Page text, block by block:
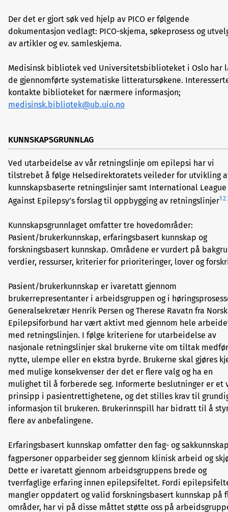
Der det er gjort søk ved hjelp av PICO er følgende
dokumentasjon vedlagt: PICO-skjema, søkeprosess og
av artikler og ev. samleskjema.
Medisinsk bibliotek ved Universitetsbiblioteket i Oslo har
de gjennomførte systematiske litteratursøkene.
kontakte biblioteket for nærmere informasjon;
medisinsk.bibliotek@ub.uio.no
KUNNSKAPSGRUNNLAG
Ved utarbeidelse av vår retningslinje om epilepsi har vi
tilstrebet å følge Helsedirektoratets veileder for utvikling
kunnskapsbaserte retningslinjer samt International League
Against Epilepsy’s forslag til oppbygging av retningslinjer1 2
Kunnskapsgrunnlaget omfatter tre hovedområder:
Pasient/brukerkunnskap, erfaringsbasert kunnskap og
forskningsbasert kunnskap. Områdene er vurdert på
verdier, ressurser, kriterier for prioriteringer, lover og
Pasient/brukerkunnskap er ivaretatt gjennom
brukerrepresentanter i arbeidsgruppen og i
Generalsekretær Henrik Persen og Therese Ravatn fra Norsk
Epilepsiforbund har vært aktivt med gjennom hele
med retningslinjen. I følge kriteriene for utarbeidelse av
nasjonale retningslinjer skal brukerne vite om tiltak
nytte, ulempe eller en ekstra byrde. Brukerne skal gjøres
med mulige konsekvenser der det er flere valg og ha en
mulighet til å forberede seg. Informerte beslutninger er et
prinsipp i pasientrettighetene, og det stilles krav til
informasjon til brukeren. Brukerinnspill har bidratt til å
flere av anbefalingene.
Erfaringsbasert kunnskap omfatter den fag- og
fagpersoner opparbeider seg gjennom klinisk arbeid og
Dette er ivaretatt gjennom arbeidsgruppens brede og
tverrfaglige erfaring innen epilepsifeltet. Fordi
mangler oppdatert og valid forskningsbasert kunnskap på
områder, har vi på disse måttet støtte oss på